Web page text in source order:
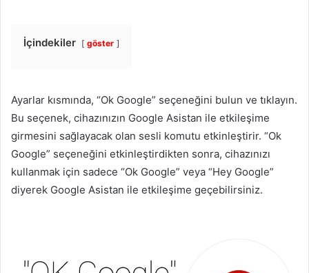
İçindekiler göster
Ayarlar kısmında, “Ok Google” seçeneğini bulun ve tıklayın.
Bu seçenek, cihazınızın Google Asistan ile etkileşime
girmesini sağlayacak olan sesli komutu etkinleştirir. “Ok
Google” seçeneğini etkinleştirdikten sonra, cihazınızı
kullanmak için sadece “Ok Google” veya “Hey Google”
diyerek Google Asistan ile etkileşime geçebilirsiniz.